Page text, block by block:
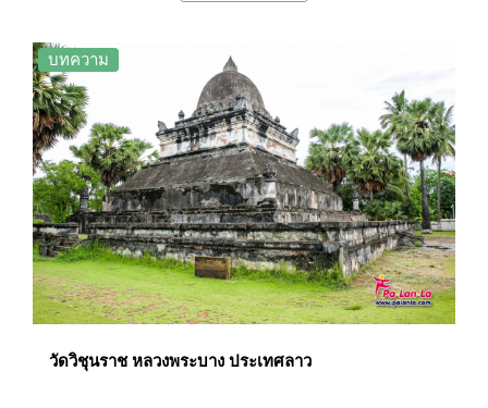
ระเบียงอุโบสถ วัดใหม่ตั้งอยู่ที่ถนนศรีสว่างวงศ์ ใกล้
กับพระราชวังหลวงพระบาง สันนิษฐานว่าน่าจะสร้าง
ขึ้นในราวพุทธศตวรรษที่20-21 และได้รับการ
อุปถัมภ์จากกษัตริย์จึงทำให้มีการบูรณะและสร้าง
เพิ่มเติมหลายครั้ง
บทความ
วัดวิชุนราช หลวงพระบาง ประเทศลาว